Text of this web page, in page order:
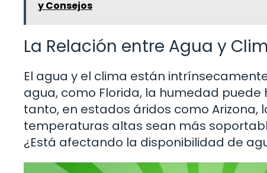
y Consejos
La Relación entre Agua y
El agua y el clima están
agua, como Florida, la humedad
tanto, en estados áridos como
temperaturas altas sean más
¿Está afectando la disponibilidad de